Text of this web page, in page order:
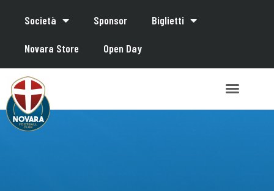
Società Sponsor Biglietti
Novara Store Open Day